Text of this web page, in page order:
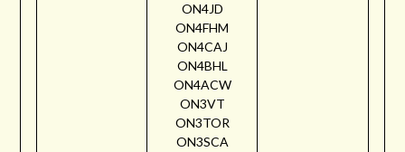
ON4JD
ON4FHM
ON4CAJ
ON4BHL
ON4ACW
ON3VT
ON3TOR
ON3SCA